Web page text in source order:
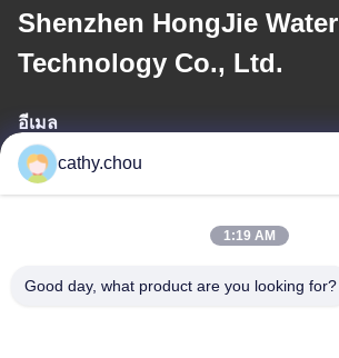
Shenzhen HongJie Water
Technology Co., Ltd.
อีเมล
cathy@szhjwater.com
ที่อยู่
cathy.chou
1:19 AM
Good day, what product are you looking for?